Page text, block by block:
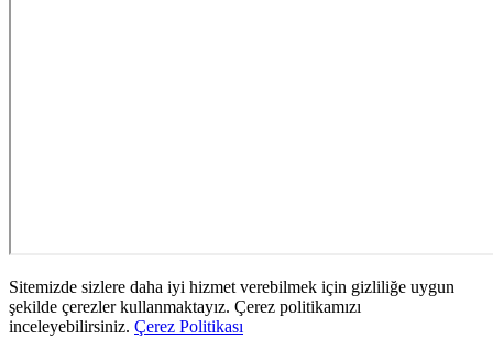
Sitemizde sizlere daha iyi hizmet verebilmek için gizliliğe uygun
şekilde çerezler kullanmaktayız. Çerez politikamızı
inceleyebilirsiniz. Çerez Politikası